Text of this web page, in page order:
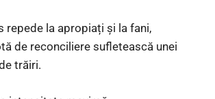
repede la apropiați și la fani,
de reconciliere sufletească unei
trăiri.